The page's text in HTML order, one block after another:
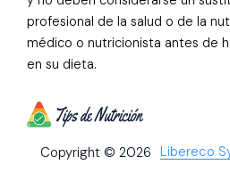
profesional de la salud o de la
médico o nutricionista antes de
en su dieta.
Copyright © 2026 Libereco